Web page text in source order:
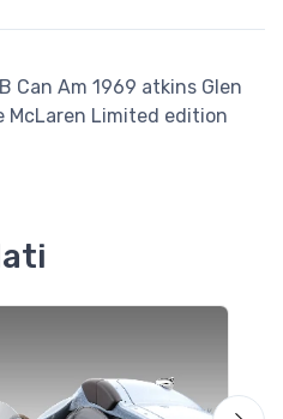
Can Am 1969 atkins Glen
McLaren Limited edition